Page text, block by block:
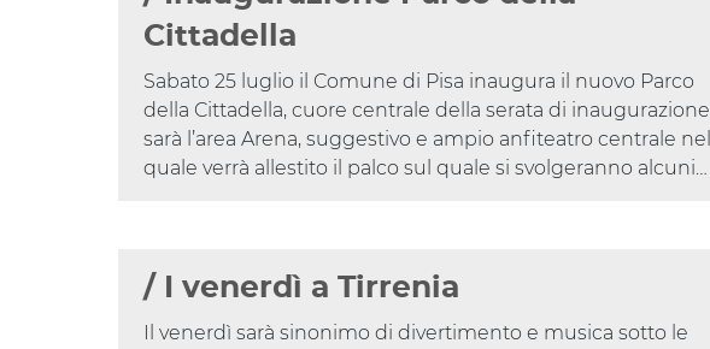
Cittadella
Sabato 25 luglio il Comune di Pisa inaugura il nuovo Parco
della Cittadella, cuore centrale della serata di inaugurazione
sarà l’area Arena, suggestivo e ampio anfiteatro centrale nel
quale verrà allestito il palco sul quale si svolgeranno alcuni…
/ I venerdì a Tirrenia
Il venerdì sarà sinonimo di divertimento e musica sotto le